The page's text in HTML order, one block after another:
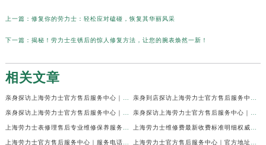
上一篇： 修复你的劳力士：轻松应对磕碰，恢复其华丽风采
下一篇： 揭秘！劳力士生锈后的惊人修复方法，让您的腕表焕然一新！
相关文章